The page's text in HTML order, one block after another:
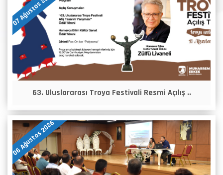
07 Ağustos 2026
63. Uluslararası Troya Festivali Resmi Açılış ..
06 Ağustos 2026